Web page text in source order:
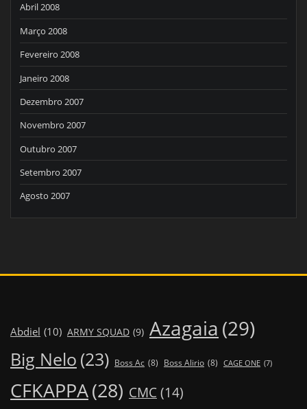
Abril 2008
Março 2008
Fevereiro 2008
Janeiro 2008
Dezembro 2007
Novembro 2007
Outubro 2007
Setembro 2007
Agosto 2007
Abdiel (10) ARMY SQUAD (9) Azagaia (29)
Big Nelo (23) Boss Ac (8) Boss Alirio (8) CAGE ONE (7)
CFKAPPA(28) CMC (14)